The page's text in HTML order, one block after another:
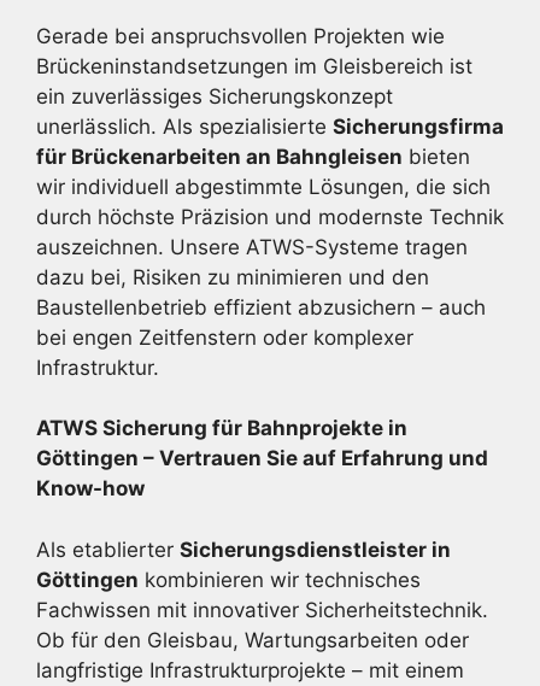
Gerade bei anspruchsvollen Projekten wie
Brückeninstandsetzungen im Gleisbereich ist
ein zuverlässiges Sicherungskonzept
unerlässlich. Als spezialisierte Sicherungsfirma
für Brückenarbeiten an Bahngleisen bieten
wir individuell abgestimmte Lösungen, die sich
durch höchste Präzision und modernste Technik
auszeichnen. Unsere ATWS-Systeme tragen
dazu bei, Risiken zu minimieren und den
Baustellenbetrieb effizient abzusichern – auch
bei engen Zeitfenstern oder komplexer
Infrastruktur.
ATWS Sicherung für Bahnprojekte in
Göttingen – Vertrauen Sie auf Erfahrung und
Know-how
Als etablierter Sicherungsdienstleister in
Göttingen kombinieren wir technisches
Fachwissen mit innovativer Sicherheitstechnik.
Ob für den Gleisbau, Wartungsarbeiten oder
langfristige Infrastrukturprojekte – mit einem